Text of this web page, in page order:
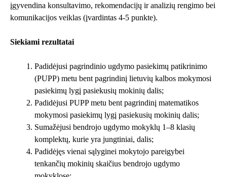
įgyvendina konsultavimo, rekomendacijų ir analizių rengimo bei
komunikacijos veiklas (įvardintas 4-5 punkte).
Siekiami rezultatai
Padidėjusi pagrindinio ugdymo pasiekimų patikrinimo
(PUPP) metu bent pagrindinį lietuvių kalbos mokymosi
pasiekimų lygį pasiekusių mokinių dalis;
Padidėjusi PUPP metu bent pagrindinį matematikos
mokymosi pasiekimų lygį pasiekusių mokinių dalis;
Sumažėjusi bendrojo ugdymo mokyklų 1–8 klasių
komplektų, kurie yra jungtiniai, dalis;
Padidėjęs vienai sąlyginei mokytojo pareigybei
tenkančių mokinių skaičius bendrojo ugdymo